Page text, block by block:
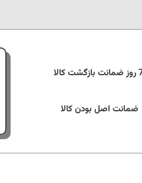
کالا
ضمانت اصل بودن کالا